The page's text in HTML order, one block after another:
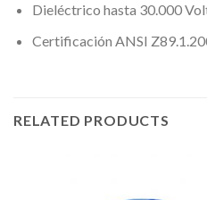
Dieléctrico hasta 30.000
Certificación ANSI
RELATED PRODUCTS